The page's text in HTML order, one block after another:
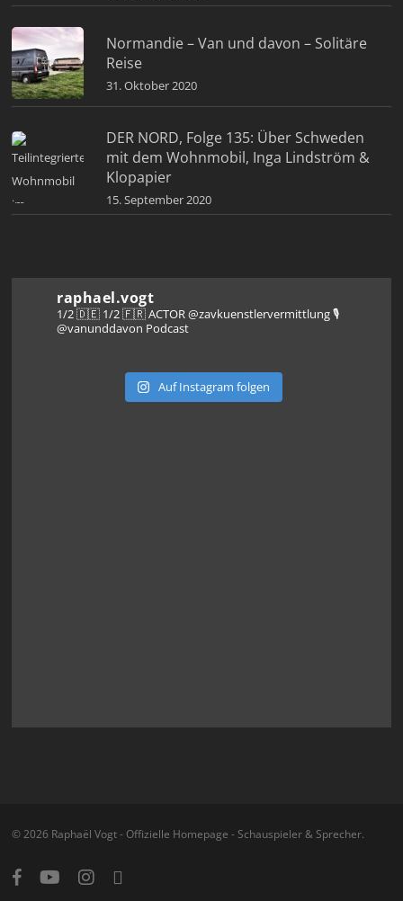
Normandie – Van und davon – Solitäre
Reise
31. Oktober 2020
DER NORD, Folge 135: Über Schweden
mit dem Wohnmobil, Inga Lindström &
Klopapier
15. September 2020
raphael.vogt
1/2 🇩🇪 1/2 🇫🇷 ACTOR @zavkuenstlervermittlung🎙️
@vanunddavon Podcast
Auf Instagram folgen
© 2026 Raphaël Vogt - Offizielle Homepage - Schauspieler & Sprecher.
facebookyoutubeinstagramemail